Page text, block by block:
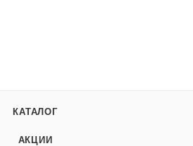
КАТАЛОГ
АКЦИИ